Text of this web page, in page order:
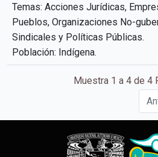
Temas: Acciones Jurídicas,
Pueblos, Organizaciones No-
Sindicales y Políticas Públicas.
Población: Indígena.
Muestra 1 a 4 de 4